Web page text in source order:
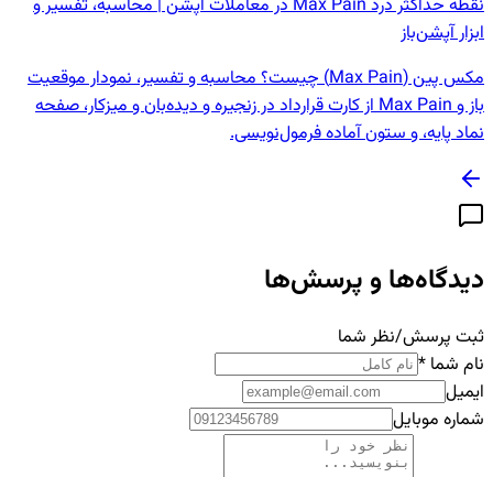
نقطه حداکثر درد Max Pain در معاملات آپشن | محاسبه، تفسیر و
ابزار آپشن‌باز
مکس پین (Max Pain) چیست؟ محاسبه و تفسیر، نمودار موقعیت
باز و Max Pain از کارت قرارداد در زنجیره و دیده‌بان و میزکار، صفحه
نماد پایه، و ستون آماده فرمول‌نویسی.
دیدگاه‌ها و پرسش‌ها
ثبت پرسش/نظر شما
نام شما *
ایمیل
شماره موبایل